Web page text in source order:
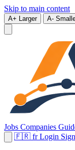
Skip to main content
A+ Larger A-
Jobs Companies
🇫🇷 fr Login